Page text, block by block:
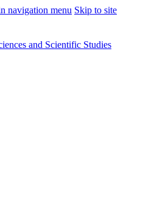
navigation menu Skip to site
and Scientific Studies